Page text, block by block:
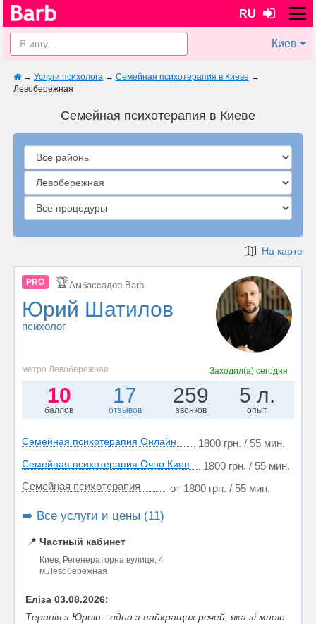
RU
Киев
→ Услуги психолога → Семейная психотерапия в Киеве →
Левобережная
Семейная психотерапия в Киеве
На карте
PRO 🏆Амбассадор Barb
Юрий Шатилов
психолог
метро Левобережная Заходил(а)сегодня
10
баллов
17
отзывов
259
звонков
5 л.
опыт
Семейная психотерапия Онлайн 1800 грн. / 55 мин.
Семейная психотерапия Очно Киев
1800 грн. / 55 мин.
Семейная психотерапия
от 1800 грн. / 55 мин.
➡️ Все услуги и цены (11)
📍 Частный кабинет
Киев, Регенераторна вулиця, 4
м.Левобережная
Еліза 03.08.2026:
Терапія з Юрою - одна з найкращих речей, яка зі мною